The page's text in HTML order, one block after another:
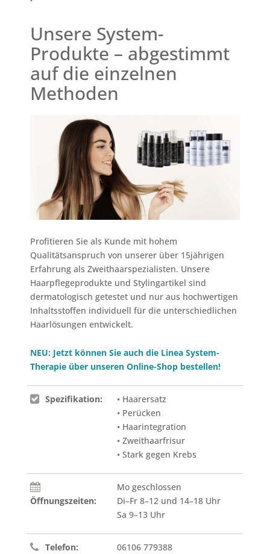
Unsere System-
Produkte – abgestimmt
auf die einzelnen
Methoden
Profitieren Sie als Kunde mit hohem
Qualitätsanspruch von unserer über 15jährigen
Erfahrung als Zweithaarspezialisten. Unsere
Haarpflegeprodukte und Stylingartikel sind
dermatologisch getestet und nur aus hochwertigen
Inhaltsstoffen individuell für die unterschiedlichen
Haarlösungen entwickelt.
NEU: Jetzt können Sie auch die Linea System-
Therapie über unseren Online-Shop bestellen!
Spezifikation:
• Haarersatz
• Perücken
• Haarintegration
• Zweithaarfrisur
• Stark gegen Krebs
Öffnungszeiten:
Mo geschlossen
Di–Fr 8–12 und 14–18 Uhr
Sa 9–13 Uhr
Telefon: 06106 779388